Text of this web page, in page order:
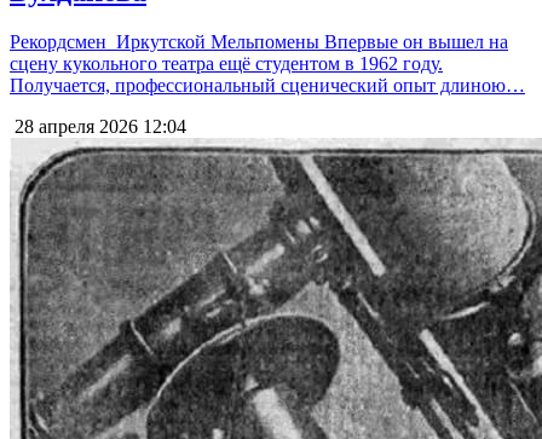
Рекордсмен Иркутской Мельпомены Впервые он вышел на
сцену кукольного театра ещё студентом в 1962 году.
Получается, профессиональный сценический опыт длиною…
28 апреля 2026 12:04